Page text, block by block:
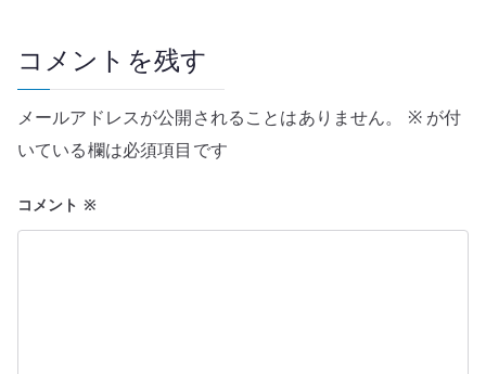
ゲ
ー
シ
ン
コメントを残す
メールアドレスが公開されることはありません。 ※が付
いている欄は必須項目です
コメント ※